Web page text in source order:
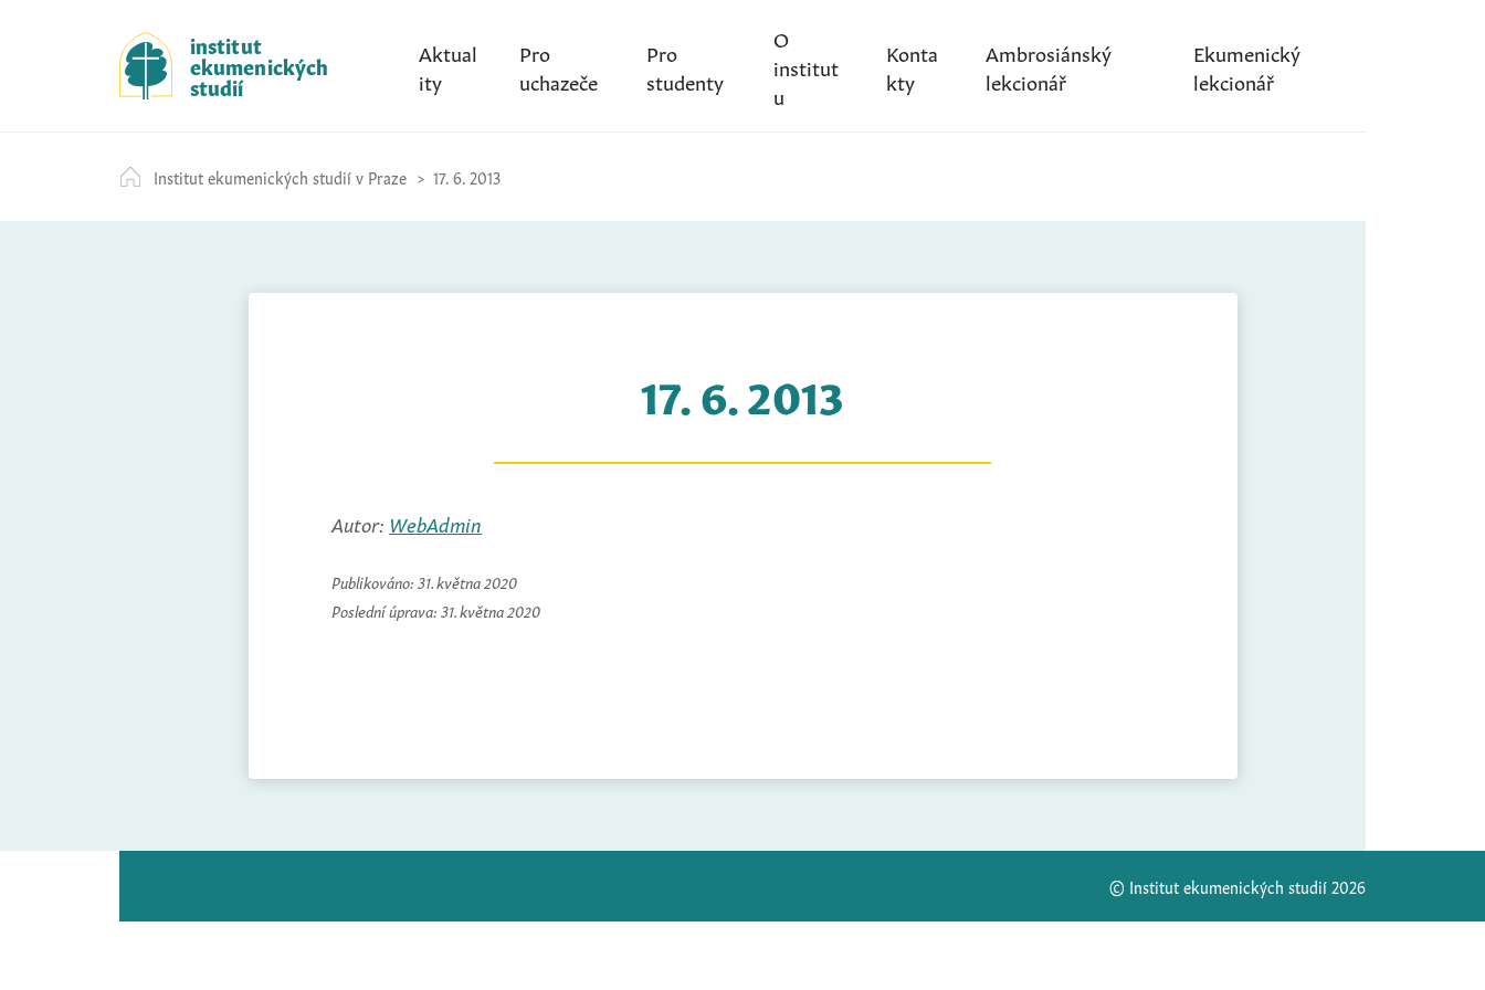
k
i
p
t
c
o
institut
ekumenických
studií
Aktual
ity
Pro
uchazeče
Pro
studenty
O
institut
u
Konta
kty
Ambrosiánský
lekcionář
Ekumenický
lekcionář
Institut ekumenických studií v Praze 17. 6. 2013
17. 6. 2013
Autor: WebAdmin
Publikováno: 31. května 2020
Poslední úprava: 31. května 2020
© Institut ekumenických studií 2026